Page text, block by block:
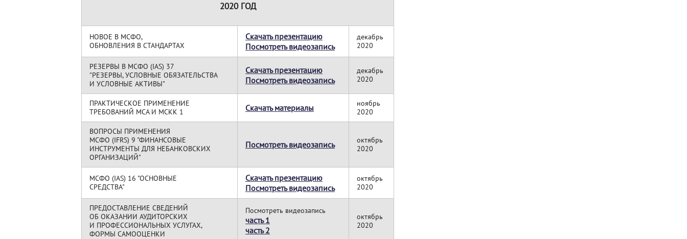
2020 ГОД
НОВОЕ В МСФО,
ОБНОВЛЕНИЯ В СТАНДАРТАХ
Скачать презентацию
Посмотреть видеозапись
декабрь
2020
РЕЗЕРВЫ В МСФО (IAS) 37
"РЕЗЕРВЫ, УСЛОВНЫЕ ОБЯЗАТЕЛЬСТВА
И УСЛОВНЫЕ АКТИВЫ"
Скачать презентацию
Посмотреть видеозапись
декабрь
2020
ПРАКТИЧЕСКОЕ ПРИМЕНЕНИЕ
ТРЕБОВАНИЙ МСА И МСКК 1
Скачать материалы
ноябрь
2020
ВОПРОСЫ ПРИМЕНЕНИЯ
МСФО (IFRS) 9 "ФИНАНСОВЫЕ
ИНСТРУМЕНТЫ ДЛЯ НЕБАНКОВСКИХ
ОРГАНИЗАЦИЙ"
Посмотреть видеозапись
октябрь
2020
МСФО (IAS) 16 "ОСНОВНЫЕ
СРЕДСТВА"
Скачать презентацию
Посмотреть видеозапись
октябрь
2020
ПРЕДОСТАВЛЕНИЕ СВЕДЕНИЙ
ОБ ОКАЗАНИИ АУДИТОРСКИХ
И ПРОФЕССИОНАЛЬНЫХ УСЛУГАХ,
ФОРМЫ САМООЦЕНКИ
Посмотреть видеозапись
часть 1
часть 2
октябрь
2020